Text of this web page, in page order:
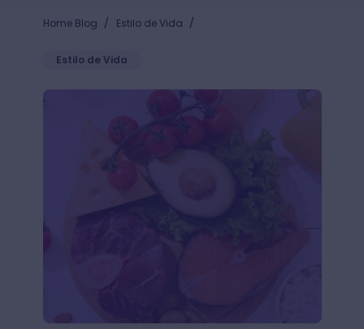
Home Blog / Estilo de Vida /
Estilo de Vida
¿Cuáles son los macronutrientes? Conoce los